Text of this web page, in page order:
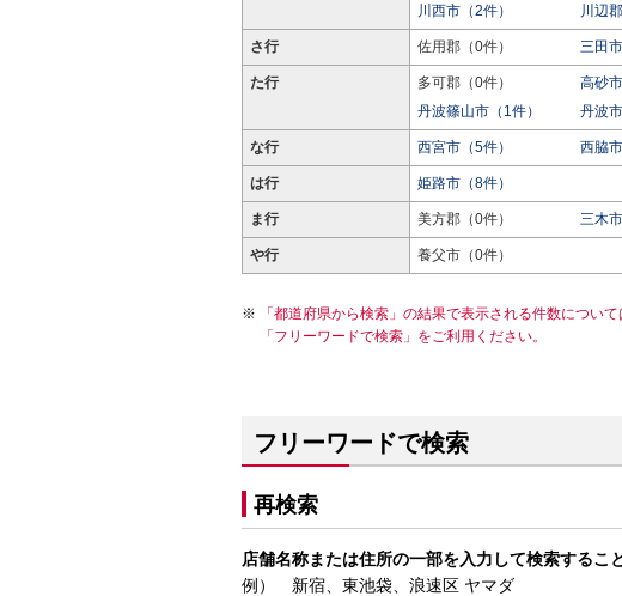
川西市（2件）
川辺
さ行 佐用郡（0件） 三田
た行 多可郡（0件） 高砂
丹波篠山市（1件）
丹波
な行 西宮市（5件） 西脇
は行 姫路市（8件）
ま行 美方郡（0件） 三木
や行 養父市（0件）
「都道府県から検索」の結果で表示される件数につい
「フリーワードで検索」をご利用ください。
フリーワードで検索
再検索
店舗名称または住所の一部を入力して検索するこ
例） 新宿、東池袋、浪速区 ヤマダ